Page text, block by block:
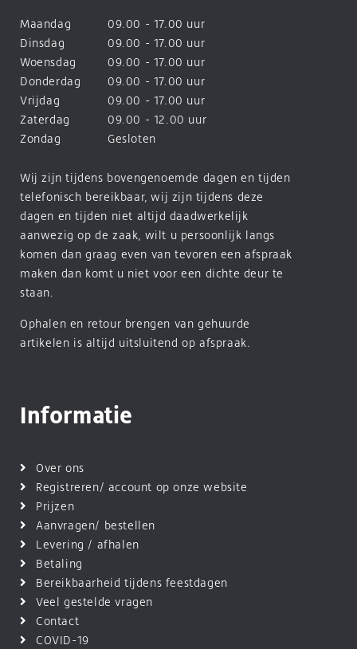
Maandag
09.00 - 17.00 uur
Dinsdag
09.00 - 17.00 uur
Woensdag
09.00 - 17.00 uur
Donderdag
09.00 - 17.00 uur
Vrijdag
09.00 - 17.00 uur
Zaterdag
09.00 - 12.00 uur
Zondag
Gesloten
Wij zijn tijdens bovengenoemde dagen en tijden
telefonisch bereikbaar, wij zijn tijdens deze
dagen en tijden niet altijd daadwerkelijk
aanwezig op de zaak, wilt u persoonlijk langs
komen dan graag even van tevoren een afspraak
maken dan komt u niet voor een dichte deur te
staan.
Ophalen en retour brengen van gehuurde
artikelen is altijd uitsluitend op afspraak.
Informatie
Over ons
Registreren/ account op onze website
Prijzen
Aanvragen/ bestellen
Levering / afhalen
Betaling
Bereikbaarheid tijdens feestdagen
Veel gestelde vragen
Contact
COVID-19